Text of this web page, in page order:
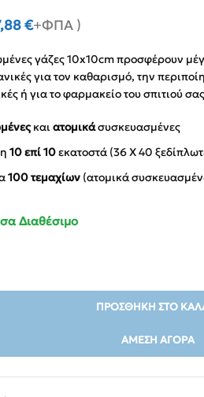
€+ΦΠΑ )
γάζες 10x10cm προσφέρουν
για τον καθαρισμό, την
ή για το φαρμακείο του σπιτιού
καιατομικάσυσκευασμένες
10 επί 10εκατοστά (36 Χ 40
100 τεμαχίων (ατομικά
Διαθέσιμο
ΠΡΟΣΘΉΚΗ ΣΤΟ
ΆΜΕΣΗ ΑΓΟΡΆ